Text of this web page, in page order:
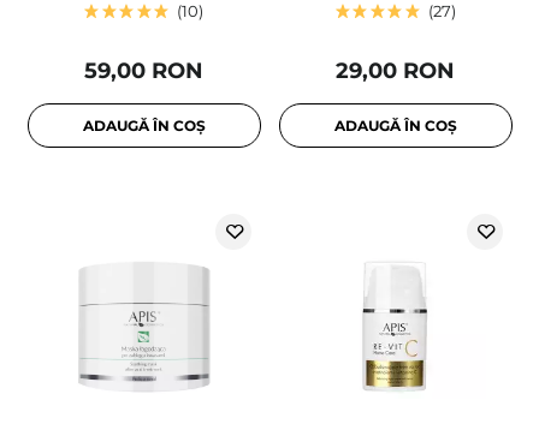
10
59,00 RON
ADAUGĂ ÎN COȘ
27
29,00 RON
ADAUGĂ ÎN COȘ